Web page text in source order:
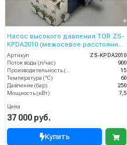
Насос высокого давления TOR ZS-
KPDA2010 (межосевое расстояние
87мм)
Артикул
ZS-KPDA2010
Поток воды (л/час)
900
Производительность (л/мин)
15
Температура (°C)
60
Давление (бар)
250
Мощность (кВт)
7,5
Цена
37 000 руб.
Купить